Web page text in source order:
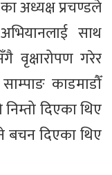
अध्यक्ष प्रचण्डले
साथ
वृक्षारोपण गरेर
काडमाडौँ
दिएका थिए
बचन दिएका थिए